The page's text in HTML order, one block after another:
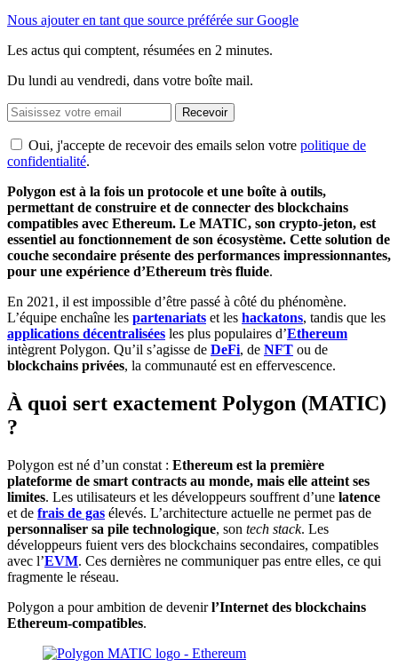
Nous ajouter en tant que source préférée sur Google
Les actus qui comptent, résumées en 2 minutes.
Du lundi au vendredi, dans votre boîte mail.
Recevoir
Oui, j'accepte de recevoir des emails selon votre politique de
confidentialité.
Polygon est à la fois un protocole et une boîte à outils,
permettant de construire et de connecter des blockchains
compatibles avec Ethereum. Le MATIC, son crypto-jeton, est
essentiel au fonctionnement de son écosystème. Cette solution de
couche secondaire présente des performances impressionnantes,
pour une expérience d’Ethereum très fluide.
En 2021, il est impossible d’être passé à côté du phénomène.
L’équipe enchaîne les partenariats et les hackatons, tandis que les
applications décentralisées les plus populaires d’Ethereum
intègrent Polygon. Qu’il s’agisse de DeFi, de NFT ou de
blockchains privées, la communauté est en effervescence.
À quoi sert exactement Polygon (MATIC)
?
Polygon est né d’un constat : Ethereum est la première
plateforme de smart contracts au monde, mais elle atteint ses
limites. Les utilisateurs et les développeurs souffrent d’une latence
et de frais de gas élevés. L’architecture actuelle ne permet pas de
personnaliser sa pile technologique, son tech stack. Les
développeurs fuient vers des blockchains secondaires, compatibles
avec l’EVM. Ces dernières ne communiquer pas entre elles, ce qui
fragmente le réseau.
Polygon a pour ambition de devenirl’Internet des blockchains
Ethereum-compatibles.